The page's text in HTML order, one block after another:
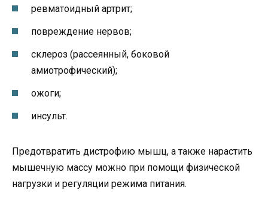
ревматоидный артрит;
повреждение нервов;
склероз (рассеянный, боковой
амиотрофический);
ожоги;
инсульт.
Предотвратить дистрофию мышц, а также нарастить
мышечную массу можно при помощи физической
нагрузки и регуляции режима питания.